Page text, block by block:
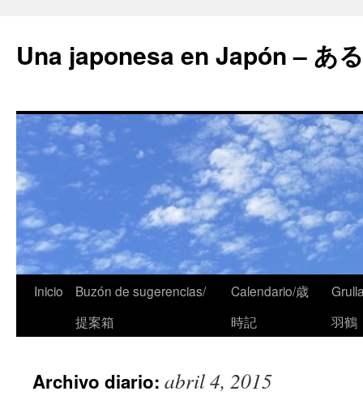
Una japonesa en Japón – あ
Inicio
Buzón de sugerencias/
提案箱
Calendario/歳
時記
羽鶴
Archivo diario: abril 4, 2015